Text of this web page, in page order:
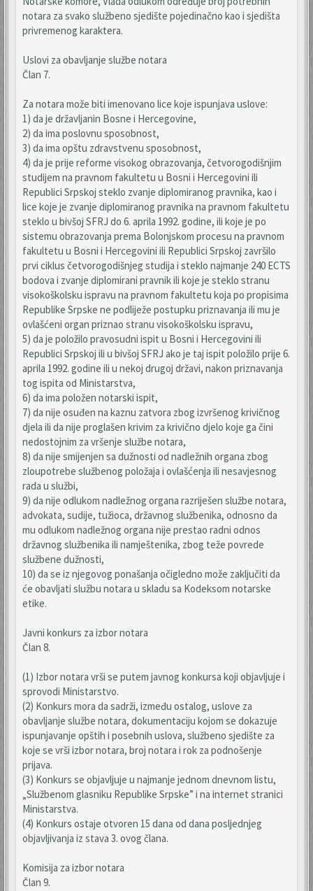
notara za svako službeno sjedište pojedinačno kao i sjedišta
privremenog karaktera.
Uslovi za obavljanje službe notara
Član 7.
Za notara može biti imenovano lice koje ispunjava uslove:
1) da je državljanin Bosne i Hercegovine,
2) da ima poslovnu sposobnost,
3) da ima opštu zdravstvenu sposobnost,
4) da je prije reforme visokog obrazovanja, četvorogodišnjim
studijem na pravnom fakultetu u Bosni i Hercegovini ili
Republici Srpskoj steklo zvanje diplomiranog pravnika, kao i
lice koje je zvanje diplomiranog pravnika na pravnom fakultetu
steklo u bivšoj SFRJ do 6. aprila 1992. godine, ili koje je po
sistemu obrazovanja prema Bolonjskom procesu na pravnom
fakultetu u Bosni i Hercegovini ili Republici Srpskoj završilo
prvi ciklus četvorogodišnjeg studija i steklo najmanje 240 ECTS
bodova i zvanje diplomirani pravnik ili koje je steklo stranu
visokoškolsku ispravu na pravnom fakultetu koja po propisima
Republike Srpske ne podliježe postupku priznavanja ili mu je
ovlašćeni organ priznao stranu visokoškolsku ispravu,
5) da je položilo pravosudni ispit u Bosni i Hercegovini ili
Republici Srpskoj ili u bivšoj SFRJ ako je taj ispit položilo prije 6.
aprila 1992. godine ili u nekoj drugoj državi, nakon priznavanja
tog ispita od Ministarstva,
6) da ima položen notarski ispit,
7) da nije osuđen na kaznu zatvora zbog izvršenog krivičnog
djela ili da nije proglašen krivim za krivično djelo koje ga čini
nedostojnim za vršenje službe notara,
8) da nije smijenjen sa dužnosti od nadležnih organa zbog
zloupotrebe službenog položaja i ovlašćenja ili nesavjesnog
rada u službi,
9) da nije odlukom nadležnog organa razriješen službe notara,
advokata, sudije, tužioca, državnog službenika, odnosno da
mu odlukom nadležnog organa nije prestao radni odnos
državnog službenika ili namještenika, zbog teže povrede
službene dužnosti,
10) da se iz njegovog ponašanja očigledno može zaključiti da
će obavljati službu notara u skladu sa Kodeksom notarske
etike.
Javni konkurs za izbor notara
Član 8.
(1) Izbor notara vrši se putem javnog konkursa koji objavljuje i
sprovodi Ministarstvo.
(2) Konkurs mora da sadrži, između ostalog, uslove za
obavljanje službe notara, dokumentaciju kojom se dokazuje
ispunjavanje opštih i posebnih uslova, službeno sjedište za
koje se vrši izbor notara, broj notara i rok za podnošenje
prijava.
(3) Konkurs se objavljuje u najmanje jednom dnevnom listu,
„Službenom glasniku Republike Srpske” i na internet stranici
Ministarstva.
(4) Konkurs ostaje otvoren 15 dana od dana posljednjeg
objavljivanja iz stava 3. ovog člana.
Komisija za izbor notara
Član 9.